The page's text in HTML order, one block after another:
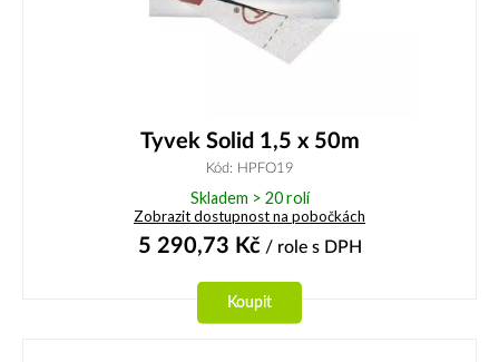
Tyvek Solid 1,5 x 50m
Kód: HPFO19
Skladem > 20 rolí
Zobrazit dostupnost na pobočkách
5 290,73 Kč/ role s DPH
Koupit